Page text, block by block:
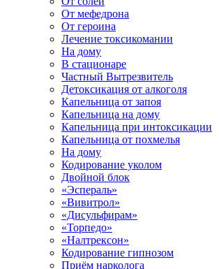
От мефедрона
От героина
Лечение токсикомании
На дому
В стационаре
Частный Вытрезвитель
Детоксикация от алкоголя
Капельница от запоя
Капельница на дому
Капельница при интоксикации
Капельница от похмелья
На дому
Кодирование уколом
Двойной блок
«Эспераль»
«Вивитрол»
«Дисульфирам»
«Торпедо»
«Налтрексон»
Кодирование гипнозом
Приём нарколога